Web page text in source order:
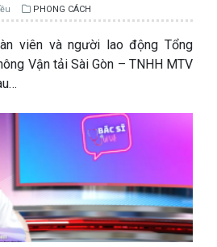
PHONG CÁCH
viên và người lao động Tổng
Vận tải Sài Gòn – TNHH MTV